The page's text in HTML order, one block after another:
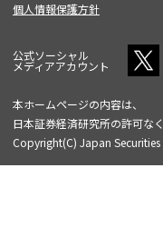
個人情報保護方針
公式ソーシャル
メディアアカウント
本ホームページの内容は、
日本証券経済研究所の許可な
Copyright(C) Japan Securities